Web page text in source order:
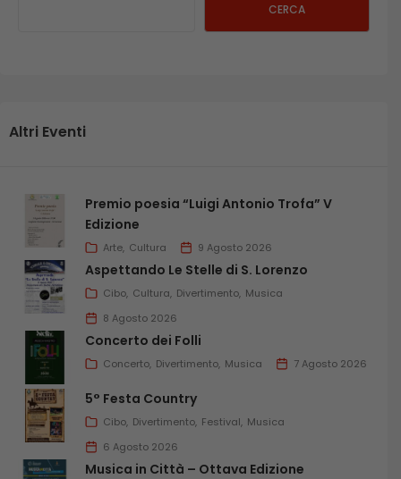
CERCA
Altri Eventi
Premio poesia “Luigi Antonio Trofa” V
Edizione
Arte Cultura 9 Agosto 2026
Aspettando Le Stelle di S. Lorenzo
Cibo Cultura Divertimento Musica
8 Agosto 2026
Concerto dei Folli
Concerto Divertimento Musica 7 Agosto 2026
5° Festa Country
Cibo Divertimento Festival Musica
6 Agosto 2026
Musica in Città – Ottava Edizione